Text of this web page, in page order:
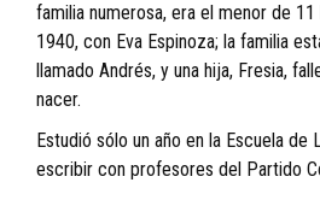
familia numerosa, era el menor de 11
1940, con Eva Espinoza; la familia
llamado Andrés, y una hija, Fresia,
nacer.
Estudió sólo un año en la Escuela de
escribir con profesores del Partido